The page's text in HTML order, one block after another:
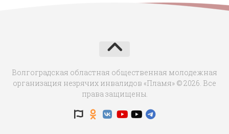
Волгоградская областная общественная молодежная
организация незрячих инвалидов «Пламя» © 2026. Все
права защищены.